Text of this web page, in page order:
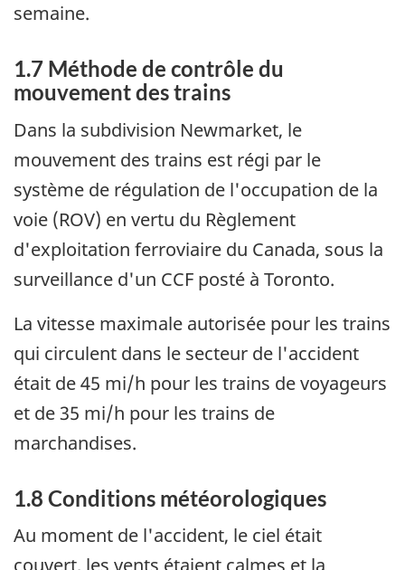
semaine.
1.7 Méthode de contrôle du
mouvement des trains
Dans la subdivision Newmarket, le
mouvement des trains est régi par le
système de régulation de l'occupation de la
voie (ROV) en vertu du Règlement
d'exploitation ferroviaire du Canada, sous la
surveillance d'un CCF posté à Toronto.
La vitesse maximale autorisée pour les trains
qui circulent dans le secteur de l'accident
était de 45 mi/h pour les trains de voyageurs
et de 35 mi/h pour les trains de
marchandises.
1.8 Conditions météorologiques
Au moment de l'accident, le ciel était